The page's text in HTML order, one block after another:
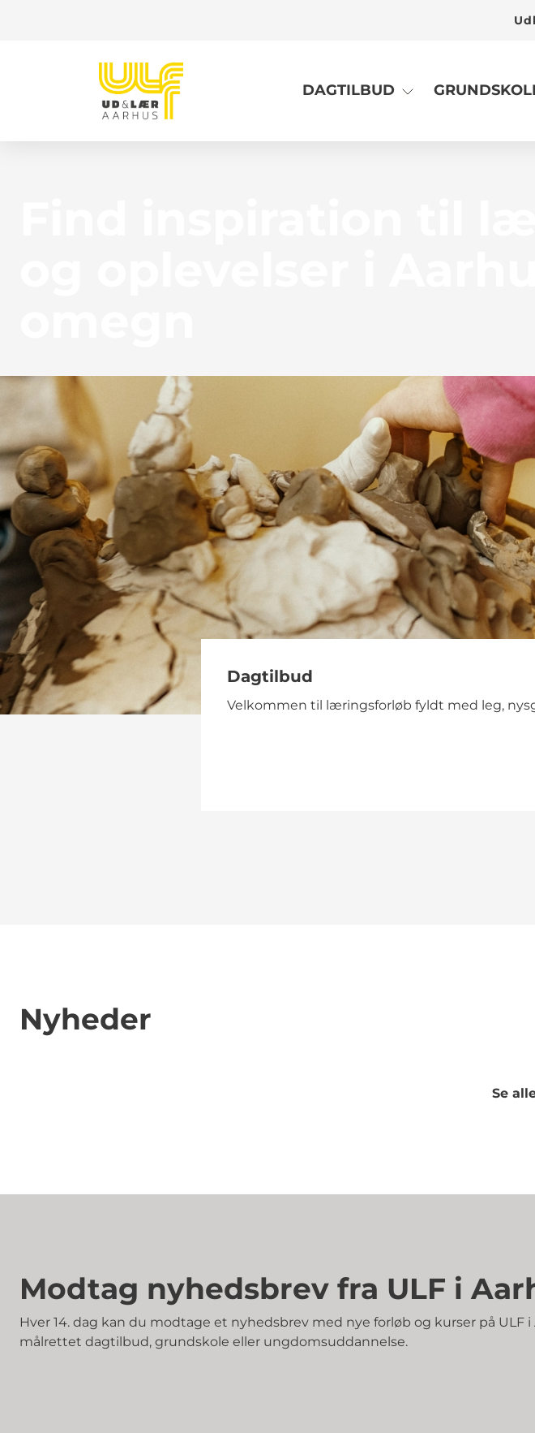
DAGTILBUD
Dagtilbud
Velkommen til læringsforløb fyldt med leg,
Nyheder
Se
Modtag nyhedsbrev fra ULF i
Hver 14. dag kan du modtage et nyhedsbrev med nye forløb og kurser på ULF
målrettet dagtilbud, grundskole eller ungdomsuddannelse.